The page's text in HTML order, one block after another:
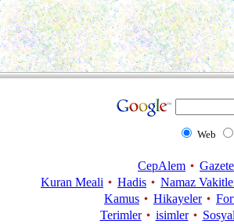
Web
CepAlem
Kuran Meali
Hadis
Namaz
Kamus
Hikayeler
Terimler
isimler